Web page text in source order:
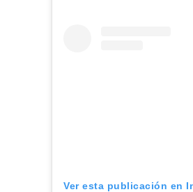
Ver esta publicación en